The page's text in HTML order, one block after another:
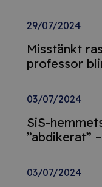
29/07/2024
Misstänkt
professor
03/07/2024
SiS-
”abdikerat”
03/07/2024